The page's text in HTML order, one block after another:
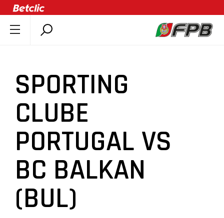
ÚLTIMAS
COMPETIÇÕES
ASSOCIAÇÕES
CLUBES
AGENTES
AGENDA
SELEÇÕES
MINIBASQUETE
SPORTING
CLUBE
PORTUGAL VS
BC BALKAN
(BUL)